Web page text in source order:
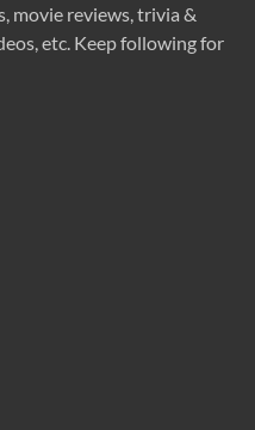
movie reviews, trivia &
etc. Keep following for